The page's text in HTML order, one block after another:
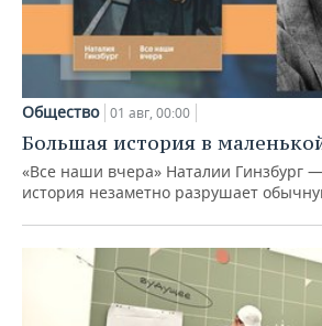
Общество 01 авг, 00:00
Большая история в
«Все наши вчера» Наталии Гинзбург
история незаметно разрушает